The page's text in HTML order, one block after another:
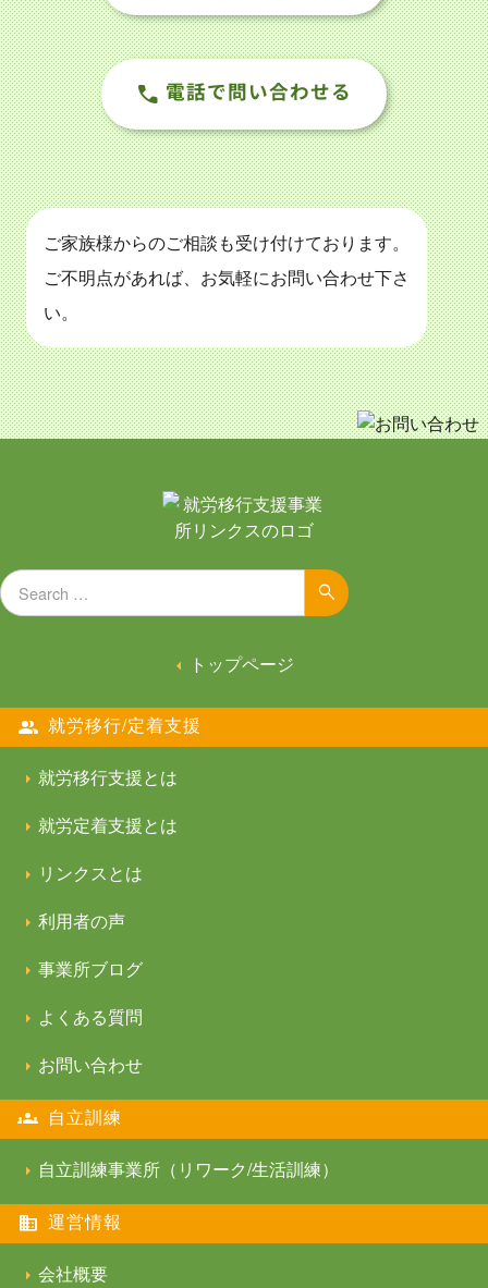
電話で問い合わせる
ご家族様からのご相談も受け付けております。
ご不明点があれば、お気軽にお問い合わせ下さ
い。
Search for: Search
トップページ
就労移行/定着支援
就労移行支援とは
就労定着支援とは
リンクスとは
利用者の声
事業所ブログ
よくある質問
お問い合わせ
自立訓練
自立訓練事業所（リワーク/生活訓練）
運営情報
会社概要